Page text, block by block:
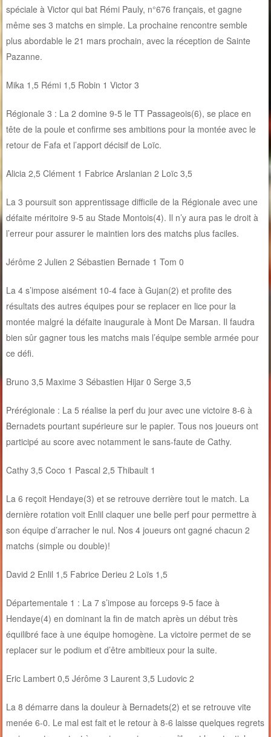
spéciale à Victor qui bat Rémi Pauly, n°676 français, et gagne
même ses 3 matchs en simple. La prochaine rencontre semble
plus abordable le 21 mars prochain, avec la réception de Sainte
Pazanne.
Mika 1,5 Rémi 1,5 Robin 1 Victor 3
Régionale 3 : La 2 domine 9-5 le TT Passageois(6), se place en
tête de la poule et confirme ses ambitions pour la montée avec le
retour de Fafa et l’apport décisif de Loïc.
Alicia 2,5 Clément 1 Fabrice Arslanian 2 Loïc 3,5
La 3 poursuit son apprentissage difficile de la Régionale avec une
défaite méritoire 9-5 au Stade Montois(4). Il n’y aura pas le droit à
l’erreur pour assurer le maintien lors des matchs plus faciles.
Jérôme 2 Julien 2 Sébastien Bernade 1 Tom 0
La 4 s’impose aisément 10-4 face à Gujan(2) et profite des
résultats des autres équipes pour se replacer en lice pour la
montée malgré la défaite inaugurale à Mont De Marsan. Il faudra
bien sûr gagner tous les matchs mais l’équipe semble armée pour
ce défi.
Bruno 3,5 Maxime 3 Sébastien Hijar 0 Serge 3,5
Prérégionale : La 5 réalise la perf du jour avec une victoire 8-6 à
Bernadets pourtant supérieure sur le papier. Tous nos joueurs ont
participé au score avec notamment le sans-faute de Cathy.
Cathy 3,5 Coco 1 Pascal 2,5 Thibault 1
La 6 reçoit Hendaye(3) et se retrouve derrière tout le match. La
dernière rotation voit Enlil claquer une belle perf pour permettre à
son équipe d’arracher le nul. Nos 4 joueurs ont gagné chacun 2
matchs (simple ou double)!
David 2 Enlil 1,5 Fabrice Derieu 2 Loïs 1,5
Départementale 1 : La 7 s’impose au forceps 9-5 face à
Hendaye(4) en dominant la fin de match après un début très
équilibré face à une équipe homogène. La victoire permet de se
replacer sur le podium et d’être ambitieux pour la suite.
Eric Lambert 0,5 Jérôme 3 Laurent 3,5 Ludovic 2
La 8 démarre dans la douleur à Bernadets(2) et se retrouve vite
menée 6-0. Le mal est fait et le retour à 8-6 laisse quelques regrets